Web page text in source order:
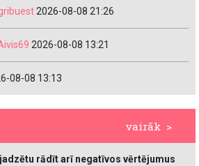
2026-08-08 21:26
2026-08-08 13:21
08-08 13:13
vairāk >
rādīt arī negatīvos vērtējumus